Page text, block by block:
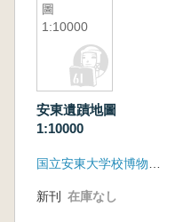
圖
1:10000
安東遺蹟地圖
1:10000
新刊 在庫なし